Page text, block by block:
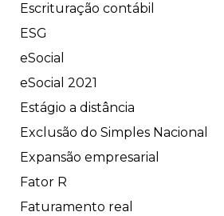
Escrituração contábil
ESG
eSocial
eSocial 2021
Estágio a distância
Exclusão do Simples Nacional
Expansão empresarial
Fator R
Faturamento real